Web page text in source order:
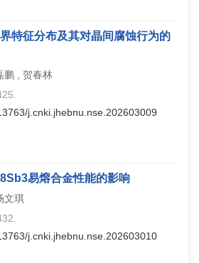
特征分布及其对晶间腐蚀行为的
鹏 , 贺春林
j.cnki.jhebnu.nse.202603009
易熔合金性能的影响
文琪
j.cnki.jhebnu.nse.202603010